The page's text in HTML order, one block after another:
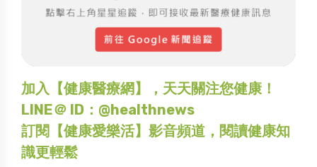
加入【健康醫療網】，天天關注您健康！
LINE＠ ID：@healthnews
訂閱【健康愛樂活】影音頻道，閱讀健康知
識更輕鬆